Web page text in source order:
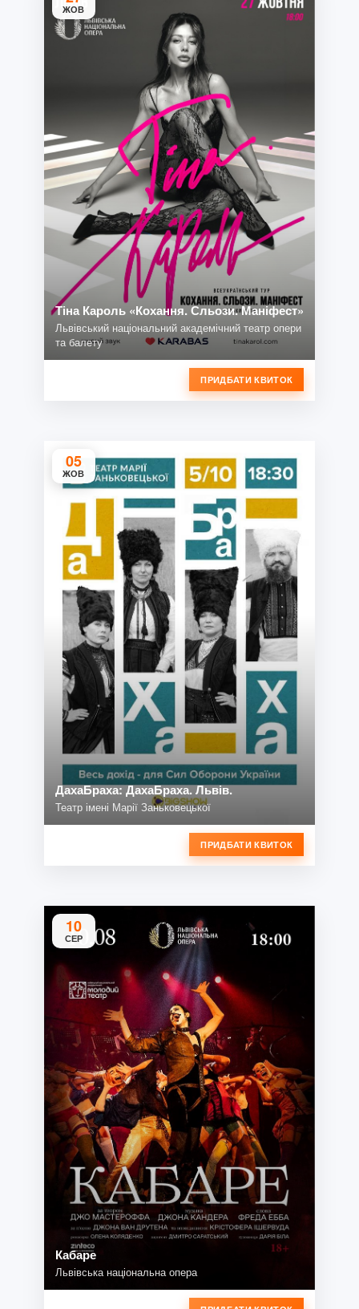
ЖОВ
Тіна Кароль «Кохання. Сльози. Маніфест»
Львівський національний академічний театр опери
та балету
ПРИДБАТИ КВИТОК
05
ЖОВ
ДахаБраха: ДахаБраха. Львів.
Театр імені Марії Заньковецької
ПРИДБАТИ КВИТОК
10
СЕР
Кабаре
Львівська національна опера